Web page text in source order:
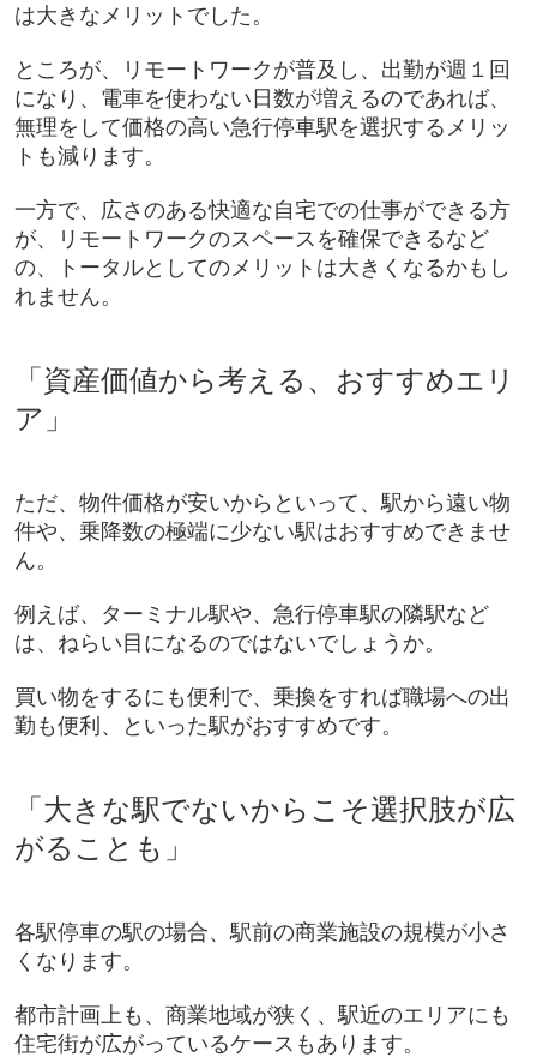
は大きなメリットでした。
ところが、リモートワークが普及し、出勤が週１回
になり、電車を使わない日数が増えるのであれば、
無理をして価格の高い急行停車駅を選択するメリッ
トも減ります。
一方で、広さのある快適な自宅での仕事ができる方
が、リモートワークのスペースを確保できるなど
の、トータルとしてのメリットは大きくなるかもし
れません。
「資産価値から考える、おすすめエリ
ア」
ただ、物件価格が安いからといって、駅から遠い物
件や、乗降数の極端に少ない駅はおすすめできませ
ん。
例えば、ターミナル駅や、急行停車駅の隣駅など
は、ねらい目になるのではないでしょうか。
買い物をするにも便利で、乗換をすれば職場への出
勤も便利、といった駅がおすすめです。
「大きな駅でないからこそ選択肢が広
がることも」
各駅停車の駅の場合、駅前の商業施設の規模が小さ
くなります。
都市計画上も、商業地域が狭く、駅近のエリアにも
住宅街が広がっているケースもあります。